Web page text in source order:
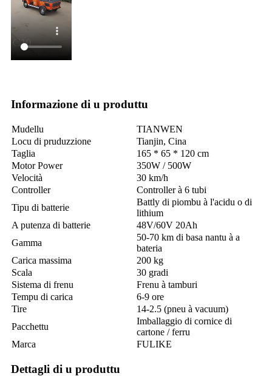
Informazione di u produttu
Mudellu
TIANWEN
Locu di pruduzzione
Tianjin, Cina
Taglia
165 * 65 * 120 cm
Motor Power
350W / 500W
Velocità
30 km/h
Controller
Controller à 6 tubi
Tipu di batterie
Battly di piombu à l'acidu o di
lithium
A putenza di batterie
48V/60V 20Ah
Gamma
50-70 km di basa nantu à a
bateria
Carica massima
200 kg
Scala
30 gradi
Sistema di frenu
Frenu à tamburi
Tempu di carica
6-9 ore
Tire
14-2.5 (pneu à vacuum)
Pacchettu
Imballaggio di cornice di
cartone / ferru
Marca
FULIKE
Dettagli di u produttu